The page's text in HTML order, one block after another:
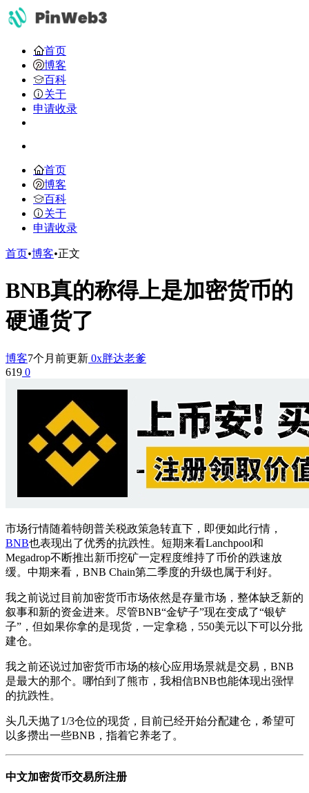
首页
博客
百科
关于
申请收录
首页
博客
百科
关于
申请收录
首页•博客•正文
BNB真的称得上是加密货币的
硬通货了
博客7个月前更新 0x胖达老爹
619 0
市场行情随着特朗普关税政策急转直下，即便如此行情，
BNB也表现出了优秀的抗跌性。短期来看Lanchpool和
Megadrop不断推出新币挖矿一定程度维持了币价的跌速放
缓。中期来看，BNB Chain第二季度的升级也属于利好。
我之前说过目前加密货币市场依然是存量市场，整体缺乏新的
叙事和新的资金进来。尽管BNB“金铲子”现在变成了“银铲
子”，但如果你拿的是现货，一定拿稳，550美元以下可以分批
建仓。
我之前还说过加密货币市场的核心应用场景就是交易，BNB
是最大的那个。哪怕到了熊市，我相信BNB也能体现出强悍
的抗跌性。
头几天抛了1/3仓位的现货，目前已经开始分配建仓，希望可
以多攒出一些BNB，指着它养老了。
中文加密货币交易所注册